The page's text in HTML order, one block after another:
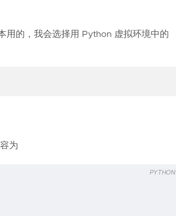
用的，我会选择用 Python 虚拟环境中的
为
PYTHON